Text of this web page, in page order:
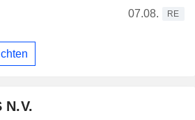
07.08.
RE
N.V.